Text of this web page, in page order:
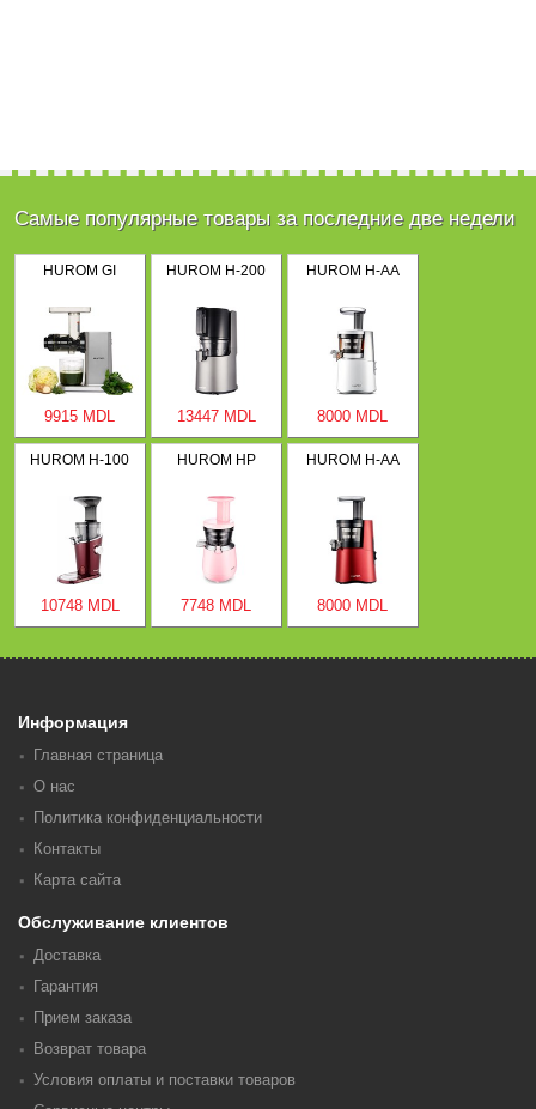
Самые популярные товары за последние две недели
HUROM GI
9915 MDL
HUROM H-200
13447 MDL
HUROM H-AA
8000 MDL
HUROM H-100
10748 MDL
HUROM HP
7748 MDL
HUROM H-AA
8000 MDL
Информация
Главная страница
О нас
Политика конфиденциальности
Контакты
Карта сайта
Обслуживание клиентов
Доставка
Гарантия
Прием заказа
Возврат товара
Условия оплаты и поставки товаров